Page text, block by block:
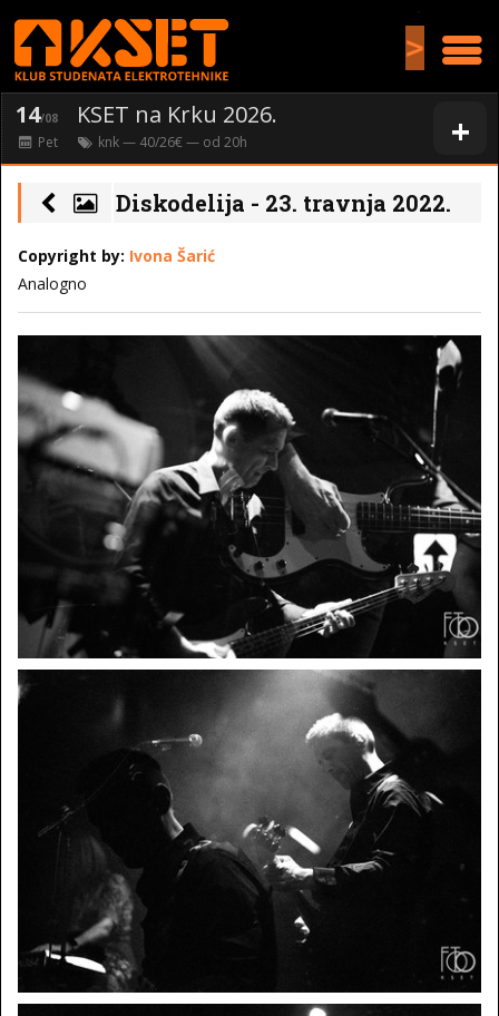
>
+
14/08 KSET na Krku 2026.
Pet knk— 40/26€ — od 20h
Diskodelija - 23. travnja 2022.
Copyright by: Ivona Šarić
Analogno